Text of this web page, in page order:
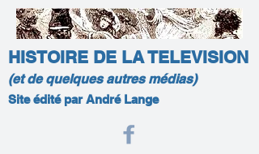
HISTOIRE DE LA TELEVISION
(et de quelques autres médias)
Site édité par André Lange